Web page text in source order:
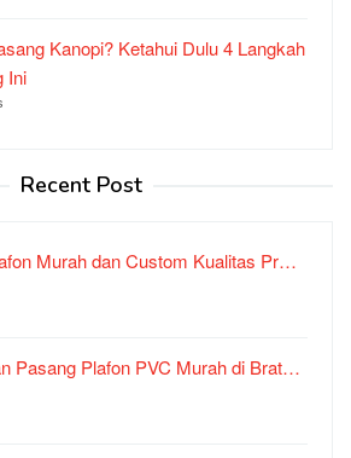
Kanopi? Ketahui Dulu 4 Langkah
Ini
Recent Post
Murah dan Custom Kualitas Pr…
Pasang Plafon PVC Murah di Brat…